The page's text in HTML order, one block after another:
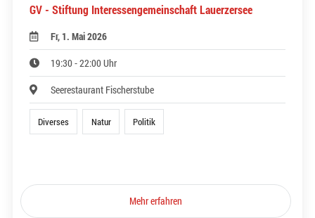
GV - Stiftung Interessengemeinschaft Lauerzersee
Fr, 1. Mai 2026
19:30 - 22:00 Uhr
Seerestaurant Fischerstube
Diverses Natur Politik
Mehr erfahren